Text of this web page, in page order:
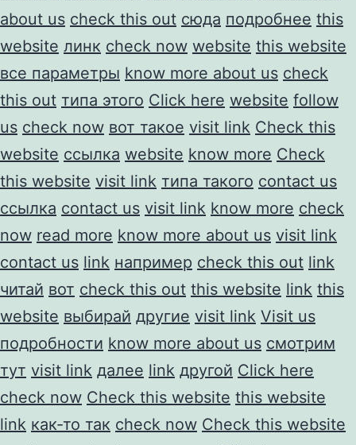
about us check this out сюда подробнее this
website линк check now website this website
все параметры know more about us check
this out типа этого Click here website follow
us check now вот такое visit link Check this
website ссылка website know more Check
this website visit link типа такого contact us
ссылка contact us visit link know more check
now read more know more about us visit link
contact us link например check this out link
читай вот check this out this website link this
website выбирай другие visit link Visit us
подробности know more about us смотрим
тут visit link далее link другой Click here
check now Check this website this website
link как-то так check now Check this website